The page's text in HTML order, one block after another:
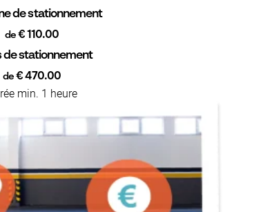
de stationnement
de€ 110.00
de stationnement
de € 470.00
min. 1 heure